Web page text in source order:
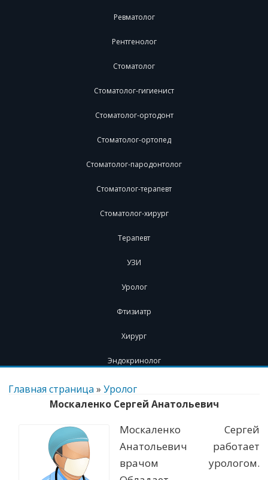
Ревматолог
Рентгенолог
Стоматолог
Стоматолог-гигиенист
Стоматолог-ортодонт
Стоматолог-ортопед
Стоматолог-пародонтолог
Стоматолог-терапевт
Стоматолог-хирург
Терапевт
УЗИ
Уролог
Фтизиатр
Хирург
Эндокринолог
Перейти
содержимому
Главная страница » Уролог
Москаленко Сергей Анатольевич
Москаленко Сергей
Анатольевич работает
врачом урологом.